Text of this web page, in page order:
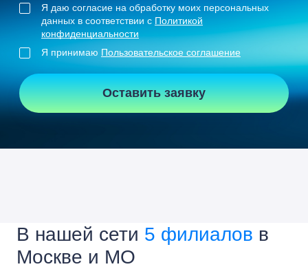
Я даю согласие на обработку моих персональных
данных в соответствии с Политикой
конфиденциальности
Я принимаю Пользовательское соглашение
Оставить заявку
В нашей сети 5 филиалов в
Москве и МО